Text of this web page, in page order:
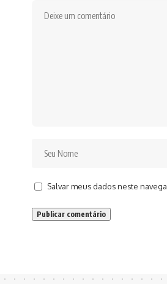
Salvar meus dados neste